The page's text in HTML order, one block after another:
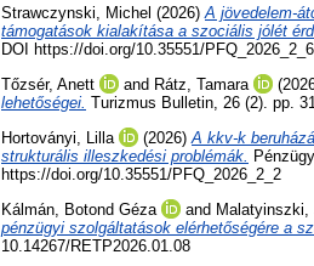
Strawczynski, Michel (2026)A jövedelem-
támogatások kialakítása a szociális jólét
DOI https://doi.org/10.35551/PFQ_2026_2_6
Tőzsér, Anett
and Rátz, Tamara
lehetőségei. Turizmus Bulletin, 26 (2). pp.
Hortoványi, Lilla
(2026) A kkv-k
strukturális illeszkedési problémák.
https://doi.org/10.35551/PFQ_2026_2_2
Kálmán, Botond Géza
and Malatyinszki,
pénzügyi szolgáltatások elérhetőségére a
10.14267/RETP2026.01.08